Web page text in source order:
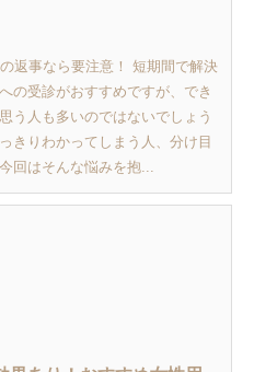
返事なら要注意！ 短期間で解決
の受診がおすすめですが、でき
う人も多いのではないでしょう
きりわかってしまう人、分け目
回はそんな悩みを抱...